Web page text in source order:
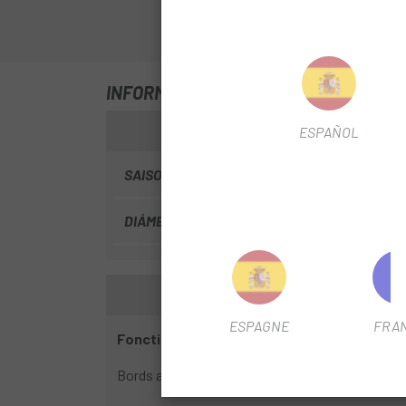
INFORMATION SUR DISQUE BISEAUTÉ
SAISON
DIÁMETRO DISCO
Fonctionnalités mises en évidence :
Bords arrondis conformes à la norme UCI :
ESPAÑOL
ESPAGNE